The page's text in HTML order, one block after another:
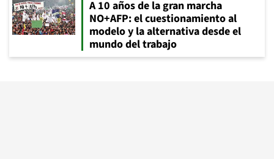
A 10 años de la gran marcha
NO+AFP: el cuestionamiento al
modelo y la alternativa desde el
mundo del trabajo